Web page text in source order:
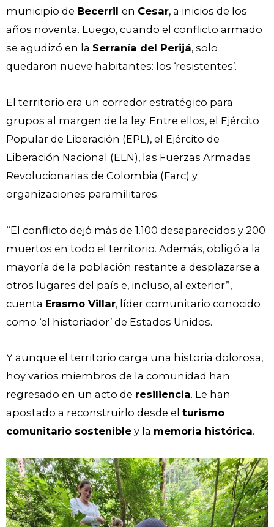
municipio de Becerril en Cesar, a inicios de los
años noventa. Luego, cuando el conflicto armado
se agudizó en la Serranía del Perijá, solo
quedaron nueve habitantes: los ‘resistentes’.
El territorio era un corredor estratégico para
grupos al margen de la ley. Entre ellos, el Ejército
Popular de Liberación (EPL), el Ejército de
Liberación Nacional (ELN), las Fuerzas Armadas
Revolucionarias de Colombia (Farc) y
organizaciones paramilitares.
“El conflicto dejó más de 1.100 desaparecidos y 200
muertos en todo el territorio. Además, obligó a la
mayoría de la población restante a desplazarse a
otros lugares del país e, incluso, al exterior”,
cuenta Erasmo Villar, líder comunitario conocido
como ‘el historiador’ de Estados Unidos.
Y aunque el territorio carga una historia dolorosa,
hoy varios miembros de la comunidad han
regresado en un acto de resiliencia. Le han
apostado a reconstruirlo desde el turismo
comunitario sostenible y la memoria histórica.